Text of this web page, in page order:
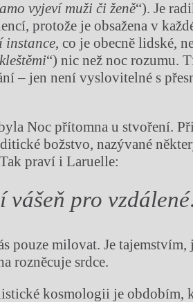
vyjeví muži či ženě“). Je
protože je obsažena v
instance, co je obecně lidské,
“) nic než noc rozumu.
– jen není vyslovitelné s
Noc přítomna u stvoření.
božstvo, nazývané
praví i Laruelle:
vášeň pro vzdálené.
pouze milovat. Je tajemstvím,
rozněcuje srdce.
kosmologii je obdobím,